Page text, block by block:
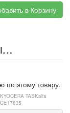
в Корзину
по этому товару.
TASKalfa